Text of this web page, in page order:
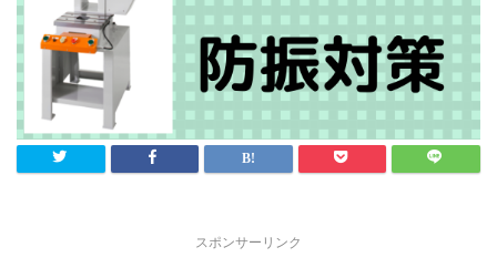
スポンサーリンク